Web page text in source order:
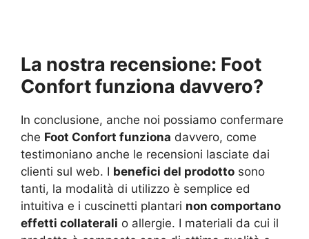
La nostra recensione: Foot
Confort funziona davvero?
In conclusione, anche noi possiamo confermare
che Foot Confort funziona davvero, come
testimoniano anche le recensioni lasciate dai
clienti sul web. I benefici del prodotto sono
tanti, la modalità di utilizzo è semplice ed
intuitiva e i cuscinetti plantari non comportano
effetti collaterali o allergie. I materiali da cui il